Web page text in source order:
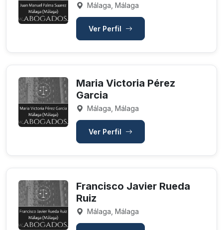
Málaga, Málaga
Ver Perfil
Maria Victoria Pérez
Garcia
Málaga, Málaga
Ver Perfil
Francisco Javier Rueda
Ruiz
Málaga, Málaga